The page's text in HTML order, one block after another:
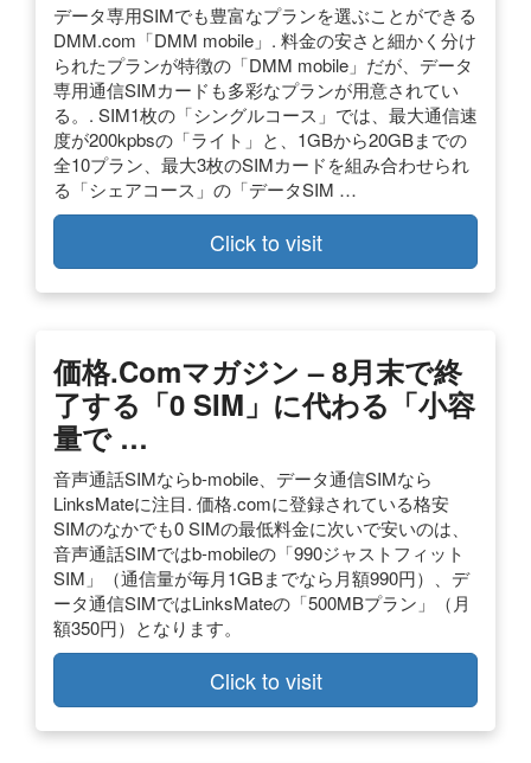
データ専用SIMでも豊富なプランを選ぶことができる
DMM.com「DMM mobile」. 料金の安さと細かく分け
られたプランが特徴の「DMM mobile」だが、データ
専用通信SIMカードも多彩なプランが用意されてい
る。. SIM1枚の「シングルコース」では、最大通信速
度が200kpbsの「ライト」と、1GBから20GBまでの
全10プラン、最大3枚のSIMカードを組み合わせられ
る「シェアコース」の「データSIM …
Click to visit
価格.comマガジン – 8月末で終
了する「0 SIM」に代わる「小容
量で …
音声通話SIMならb-mobile、データ通信SIMなら
LinksMateに注目. 価格.comに登録されている格安
SIMのなかでも0 SIMの最低料金に次いで安いのは、
音声通話SIMではb-mobileの「990ジャストフィット
SIM」（通信量が毎月1GBまでなら月額990円）、デ
ータ通信SIMではLinksMateの「500MBプラン」（月
額350円）となります。
Click to visit